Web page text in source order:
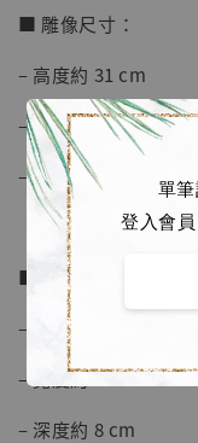
單
登入會
【店內現
NT$ 1,500
■ 雕像尺寸：
– 高度約 31 cm
– 寬度約 17 cm
– 深度約 18 cm
■ 手錶尺寸：
– 高度約 13 cm
– 寬度約 7.5 cm
– 深度約 8 cm